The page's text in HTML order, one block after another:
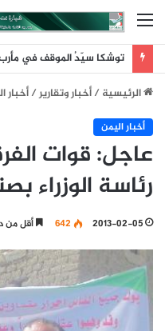
القائمة
توشكا سيّدُ الموقف في
الرئيسية/أخبار وتقارير/أخبار
أخبار اليمن
عاجل: قوات
رئاسة الوزراء
2013-02-05
642 أقل من